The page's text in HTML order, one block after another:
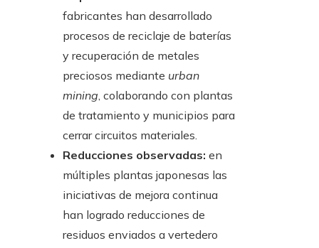
fabricantes han desarrollado
procesos de reciclaje de baterías
y recuperación de metales
preciosos mediante urban
mining, colaborando con plantas
de tratamiento y municipios para
cerrar circuitos materiales.
Reducciones observadas: en
múltiples plantas japonesas las
iniciativas de mejora continua
han logrado reducciones de
residuos enviados a vertedero